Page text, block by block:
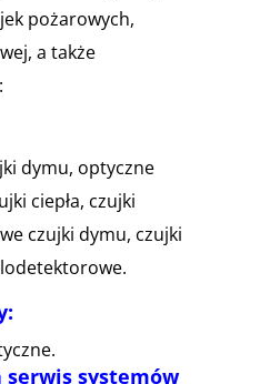
pożarowych,
a także
dymu, optyczne
ciepła, czujki
czujki dymu, czujki
serwis systemów